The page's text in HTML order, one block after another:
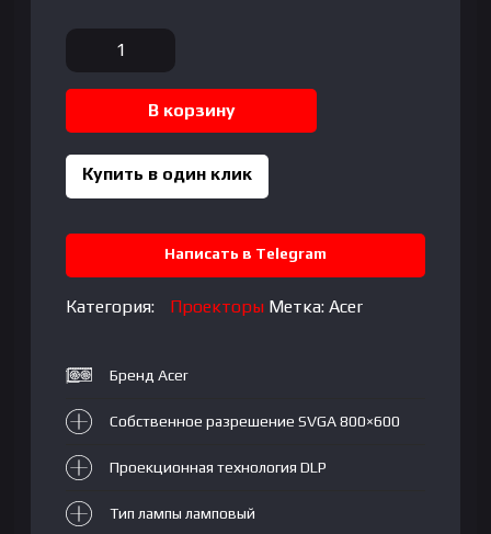
Количество
товара
Acer
В корзину
Купить в один клик
Написать в Telegram
Категория: Проекторы Метка:Acer
Бренд Acer
Собственное разрешение SVGA 800×600
Проекционная технология DLP
Тип лампы ламповый